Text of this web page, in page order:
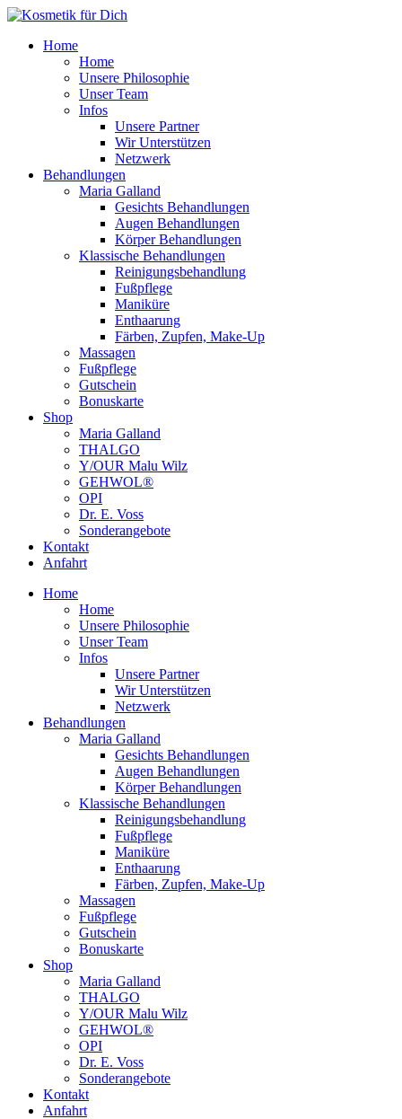
Zum
springenHome
Home
Unsere Philosophie
Unser Team
Infos
Unsere Partner
Wir Unterstützen
Netzwerk
Behandlungen
Maria Galland
Gesichts Behandlungen
Augen Behandlungen
Körper Behandlungen
Klassische Behandlungen
Reinigungsbehandlung
Fußpflege
Maniküre
Enthaarung
Färben, Zupfen, Make-Up
Massagen
Fußpflege
Gutschein
Bonuskarte
Shop
Maria Galland
THALGO
Y/OUR Malu Wilz
GEHWOL®
OPI
Dr. E. Voss
Sonderangebote
Kontakt
Anfahrt
Home
Home
Unsere Philosophie
Unser Team
Infos
Unsere Partner
Wir Unterstützen
Netzwerk
Behandlungen
Maria Galland
Gesichts Behandlungen
Augen Behandlungen
Körper Behandlungen
Klassische Behandlungen
Reinigungsbehandlung
Fußpflege
Maniküre
Enthaarung
Färben, Zupfen, Make-Up
Massagen
Fußpflege
Gutschein
Bonuskarte
Shop
Maria Galland
THALGO
Y/OUR Malu Wilz
GEHWOL®
OPI
Dr. E. Voss
Sonderangebote
Kontakt
Anfahrt